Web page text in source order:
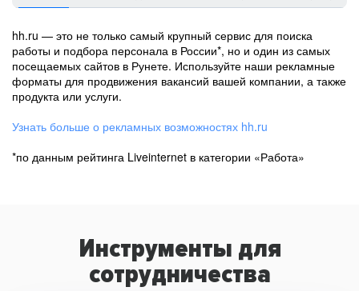
hh.ru — это не только самый крупный сервис для поиска
работы и подбора персонала в России*, но и один из самых
посещаемых сайтов в Рунете. Используйте наши рекламные
форматы для продвижения вакансий вашей компании, а также
продукта или услуги.
Узнать больше о рекламных возможностях hh.ru
*по данным рейтинга Liveinternet в категории «Работа»
Инструменты для
сотрудничества